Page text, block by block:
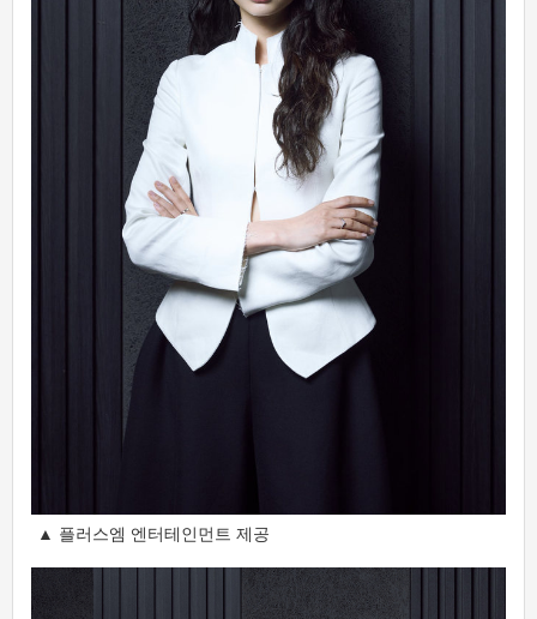
▲ 플러스엠 엔터테인먼트 제공